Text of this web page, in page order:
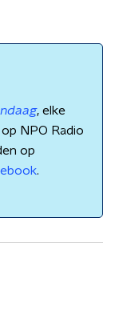
, elke
NPO Radio
op
.